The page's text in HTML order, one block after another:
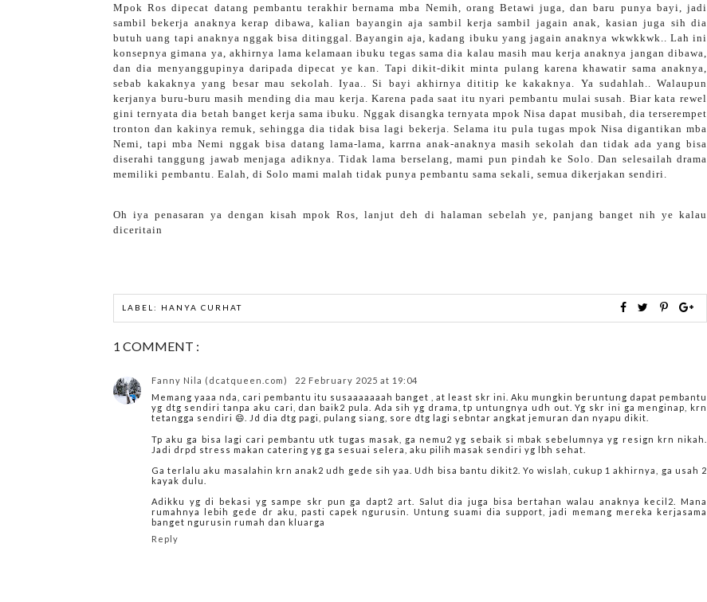
Mpok Ros dipecat datang pembantu terakhir bernama mba Nemih, orang Betawi juga, dan baru punya bayi, jadi
sambil bekerja anaknya kerap dibawa, kalian bayangin aja sambil kerja sambil jagain anak, kasian juga sih dia
butuh uang tapi anaknya nggak bisa ditinggal. Bayangin aja, kadang ibuku yang jagain anaknya wkwkkwk.. Lah ini
konsepnya gimana ya, akhirnya lama kelamaan ibuku tegas sama dia kalau masih mau kerja anaknya jangan dibawa,
dan dia menyanggupinya daripada dipecat ye kan. Tapi dikit-dikit minta pulang karena khawatir sama anaknya,
sebab kakaknya yang besar mau sekolah. Iyaa.. Si bayi akhirnya dititip ke kakaknya. Ya sudahlah.. Walaupun
kerjanya buru-buru masih mending dia mau kerja. Karena pada saat itu nyari pembantu mulai susah. Biar kata rewel
gini ternyata dia betah banget kerja sama ibuku. Nggak disangka ternyata mpok Nisa dapat musibah, dia terserempet
tronton dan kakinya remuk, sehingga dia tidak bisa lagi bekerja. Selama itu pula tugas mpok Nisa digantikan mba
Nemi, tapi mba Nemi nggak bisa datang lama-lama, karrna anak-anaknya masih sekolah dan tidak ada yang bisa
diserahi tanggung jawab menjaga adiknya. Tidak lama berselang, mami pun pindah ke Solo. Dan selesailah drama
memiliki pembantu. Ealah, di Solo mami malah tidak punya pembantu sama sekali, semua dikerjakan sendiri.
Oh iya penasaran ya dengan kisah mpok Ros, lanjut deh di halaman sebelah ye, panjang banget nih ye kalau
diceritain
LABEL: HANYA CURHAT
1 COMMENT :
Fanny Nila (dcatqueen.com)
22 February 2025 at 19:04
Memang yaaa nda, cari pembantu itu susaaaaaaah banget , at least skr ini. Aku mungkin beruntung dapat pembantu
yg dtg sendiri tanpa aku cari, dan baik2 pula. Ada sih yg drama, tp untungnya udh out. Yg skr ini ga menginap, krn
tetangga sendiri 😄. Jd dia dtg pagi, pulang siang, sore dtg lagi sebntar angkat jemuran dan nyapu dikit.
Tp aku ga bisa lagi cari pembantu utk tugas masak, ga nemu2 yg sebaik si mbak sebelumnya yg resign krn nikah.
Jadi drpd stress makan catering yg ga sesuai selera, aku pilih masak sendiri yg lbh sehat.
Ga terlalu aku masalahin krn anak2 udh gede sih yaa. Udh bisa bantu dikit2. Yo wislah, cukup 1 akhirnya, ga usah 2
kayak dulu.
Adikku yg di bekasi yg sampe skr pun ga dapt2 art. Salut dia juga bisa bertahan walau anaknya kecil2. Mana
rumahnya lebih gede dr aku, pasti capek ngurusin. Untung suami dia support, jadi memang mereka kerjasama
banget ngurusin rumah dan kluarga
Reply